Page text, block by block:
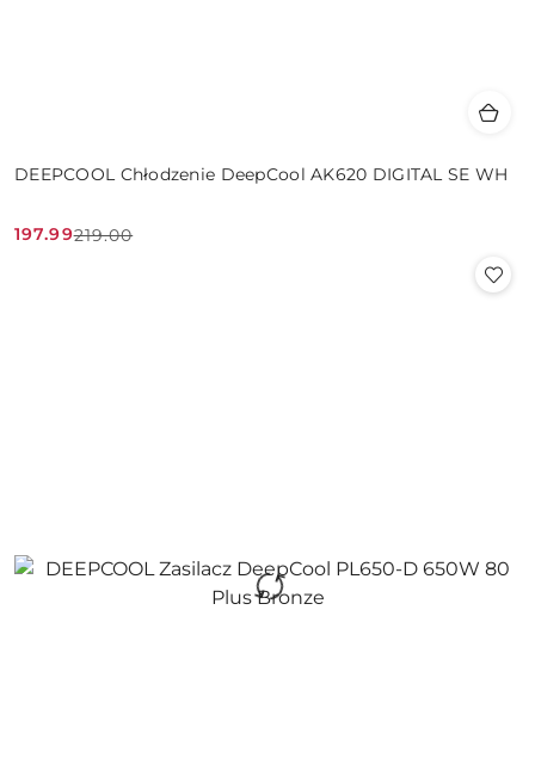
DEEPCOOL Chłodzenie DeepCool AK620 DIGITAL SE WH
Cena
197.99
Cena
219.00